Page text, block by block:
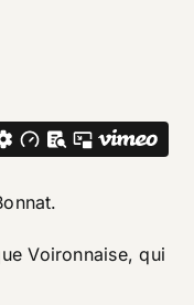
Voironnaise, qui